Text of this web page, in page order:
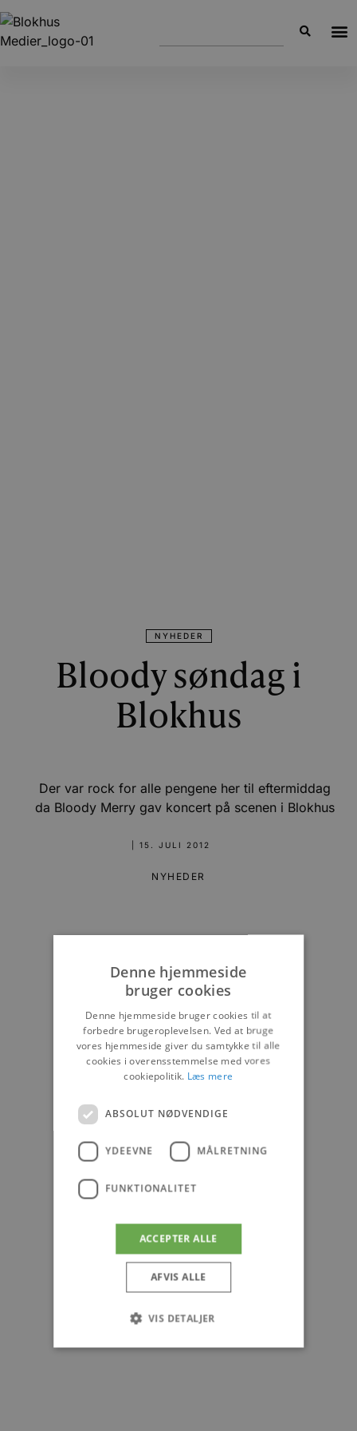
NYHEDER
Bloody søndag i
Blokhus
Der var rock for alle pengene her til eftermiddag
da Bloody Merry gav koncert på scenen i Blokhus
15. JULI 2012
NYHEDER
Denne hjemmeside
bruger cookies
Denne hjemmeside bruger cookies til at
forbedre brugeroplevelsen. Ved at bruge
vores hjemmeside giver du samtykke til alle
cookies i overensstemmelse med vores
cookiepolitik. Læs mere
ABSOLUT NØDVENDIGE
YDEEVNE MÅLRETNING
FUNKTIONALITET
ACCEPTER ALLE
AFVIS ALLE
VIS DETALJER